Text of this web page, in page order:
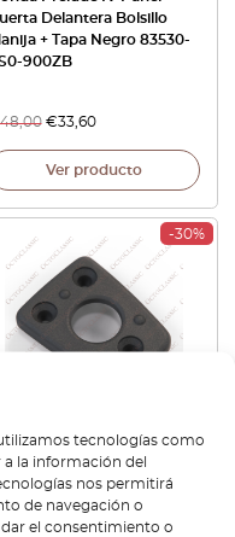
tecnologías como
a la información del
nos permitirá
de navegación o
el consentimiento o
Delantera Bolsillo
+ Tapa Negro 83530-
900ZB
48,00 €33,60
Ver producto
-30%
Prelude Espejo
Soporte de
Soporte Negro
S30-003